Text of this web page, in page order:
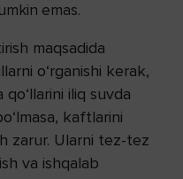
emas.
maqsadida
o‘rganishi kerak,
iliq suvda
kaftlarini
zarur. Ularni tez-tez
va ishqalab